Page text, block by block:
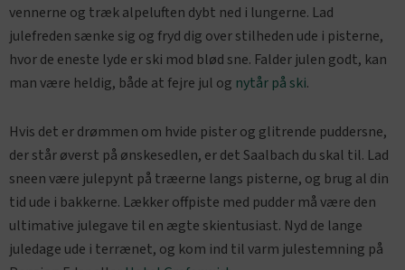
vennerne og træk alpeluften dybt ned i lungerne. Lad
julefreden sænke sig og fryd dig over stilheden ude i pisterne,
hvor de eneste lyde er ski mod blød sne. Falder julen godt, kan
man være heldig, både at fejre jul og nytår på ski.
Hvis det er drømmen om hvide pister og glitrende puddersne,
der står øverst på ønskesedlen, er det Saalbach du skal til. Lad
sneen være julepynt på træerne langs pisterne, og brug al din
tid ude i bakkerne. Lækker offpiste med pudder må være den
ultimative julegave til en ægte skientusiast. Nyd de lange
juledage ude i terrænet, og kom ind til varm julestemning på